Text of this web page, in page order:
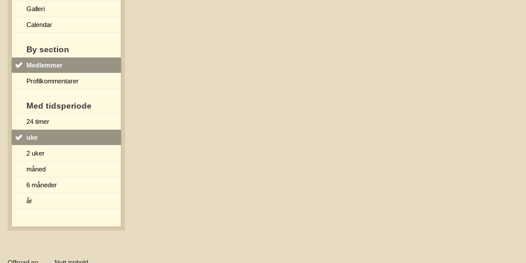
Galleri
Calendar
By section
Medlemmer
Profilkommentarer
Med tidsperiode
24 timer
uke
2 uker
måned
6 måneder
år